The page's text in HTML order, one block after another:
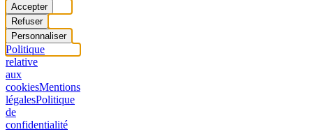
Accepter
Refuser
Personnaliser
Politique
relative
aux
cookiesMentions
légalesPolitique
de
confidentialité